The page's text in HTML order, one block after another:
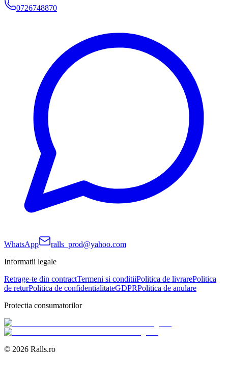
0726748870
WhatsApp
ralls_prod@yahoo.com
Informatii legale
Retrage-te din contractTermeni si conditiiPolitica de livrarePolitica
de returPolitica de confidentialitateGDPRPolitica de anulare
Protectia consumatorilor
© 2026 Ralls.ro